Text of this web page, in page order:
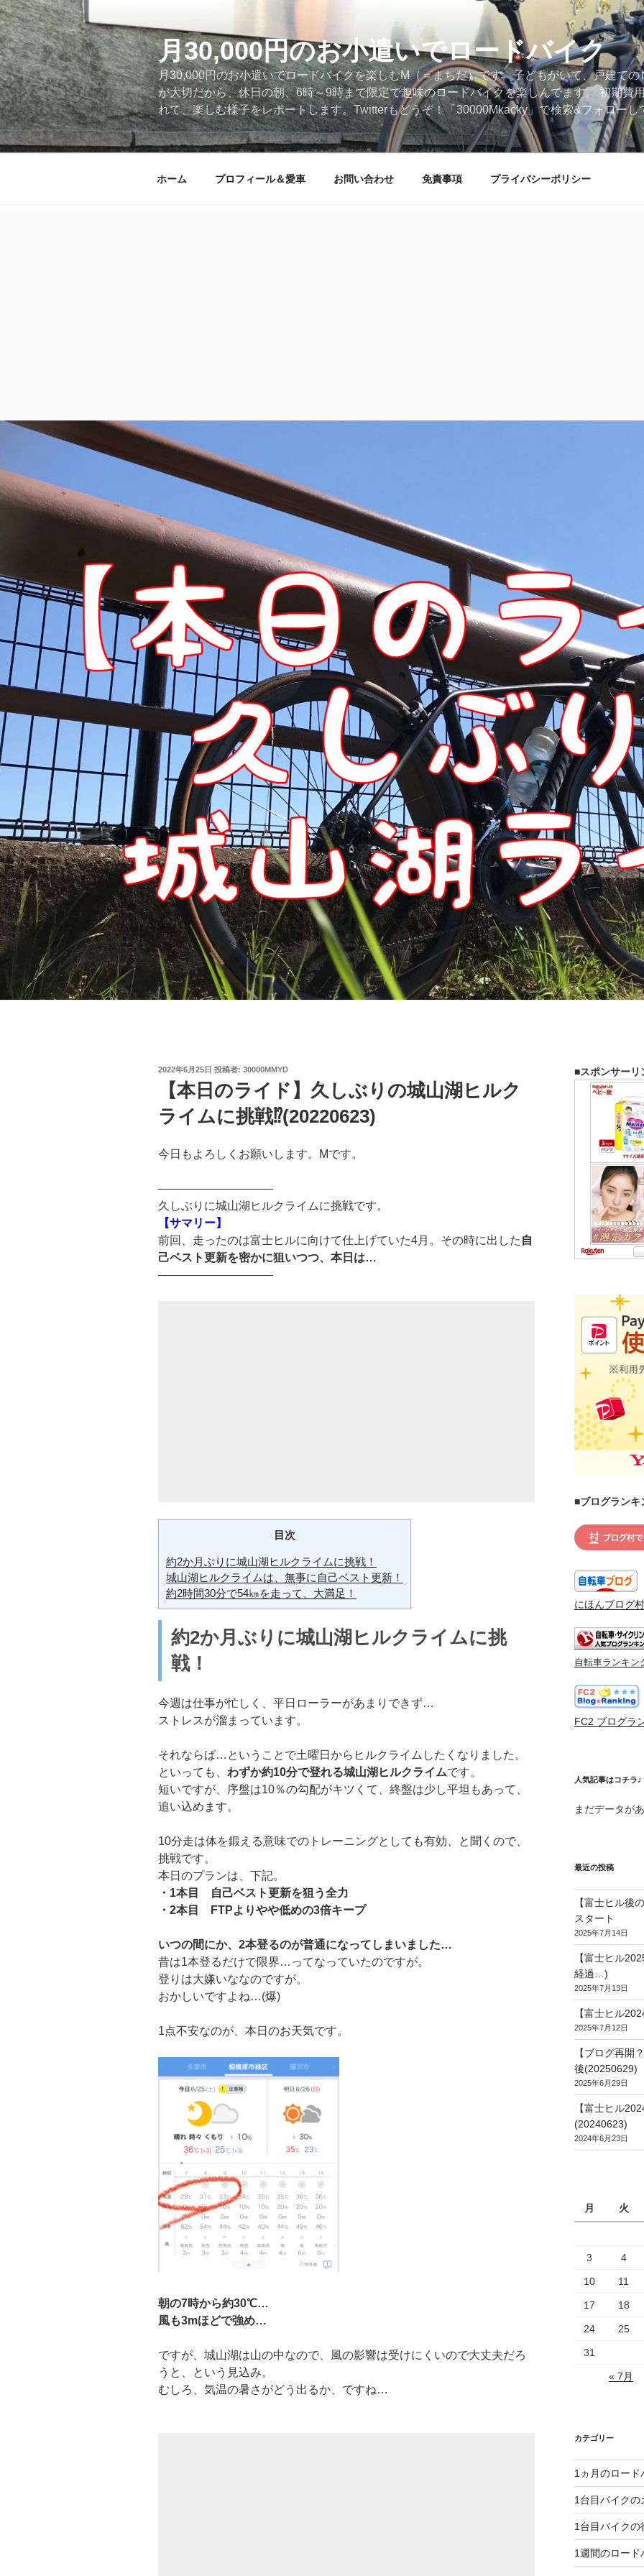
コ
ン
テ
ン
ツ
へ
ス
キ
ッ
月30,000円のお小遣いでロードバイク
月30,000円のお小遣いでロードバイクを楽しむM（＝まちだ）です。子どもがいて、戸建て
が大切だから、休日の朝、6時～9時まで限定で趣味のロードバイクを楽しんでます。 初期費
れて、楽しむ様子をレポートします。Twitterもどうぞ！「30000Mkacky」で検索&フォローし
ホーム プロフィール＆愛車 お問い合わせ 免責事項 プライバシーポリシー
投
2022年6月25日 投稿者: 30000MMYD
【本日のライド】久しぶりの城山湖ヒルク
ライムに挑戦⁉(20220623)
今日もよろしくお願いします。Mです。
——————————
久しぶりに城山湖ヒルクライムに挑戦です。
【サマリー】
前回、走ったのは富士ヒルに向けて仕上げていた4月。その時に出した 自
己ベスト更新を密かに狙いつつ、本日は…
——————————
目次
約2か月ぶりに城山湖ヒルクライムに挑戦！
城山湖ヒルクライムは、無事に自己ベスト更新！
約2時間30分で54㎞を走って、大満足！
約2か月ぶりに城山湖ヒルクライムに挑
戦！
今週は仕事が忙しく、平日ローラーがあまりできず…
ストレスが溜まっています。
それならば…ということで土曜日からヒルクライムしたくなりました。
といっても、 わずか約10分で登れる城山湖ヒルクライムです。
短いですが、序盤は10％の勾配がキツくて、終盤は少し平坦もあって、
追い込めます。
10分走は体を鍛える意味でのトレーニングとしても有効、と聞くので、
挑戦です。
本日のプランは、下記。
・1本目 自己ベスト更新を狙う全力
・2本目 FTPよりやや低めの3倍キープ
いつの間にか、2本登るのが普通になってしまいました…
昔は1本登るだけで限界…ってなっていたのですが。
登りは大嫌いななのですが。
おかしいですよね…(爆)
1点不安なのが、本日のお天気です。
朝の7時から約30℃…
風も3mほどで強め…
ですが、城山湖は山の中なので、風の影響は受けにくいので大丈夫だろ
うと、という見込み。
むしろ、気温の暑さがどう出るか、ですね…
■スポンサーリ
■ブログランキ
にほんブログ村
自転車ランキン
FC2 ブログラ
人気記事はコチラ♪
まだデータが
最近の投稿
【富士ヒル後
スタート
2025年7月14日
【富士ヒル
経過…)
2025年7月13日
【富士ヒル
2025年7月12日
【ブログ再開
後(20250629)
2025年6月29日
【富士ヒル
(20240623)
2024年6月23日
月 火
3 4
10 11
17 18
24 25
31
« 7月
カテゴリー
1ヵ月のロード
1台目バイクの
1台目バイクの
1週間のロード